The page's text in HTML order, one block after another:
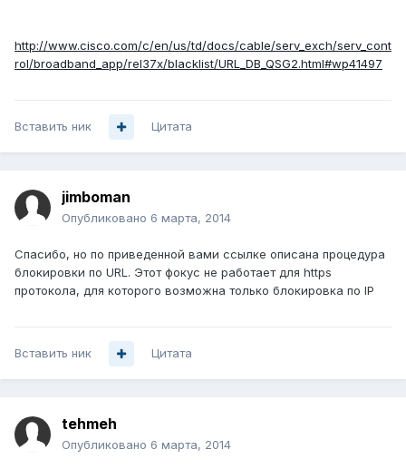
http://www.cisco.com/c/en/us/td/docs/cable/serv_exch/serv_cont
rol/broadband_app/rel37x/blacklist/URL_DB_QSG2.html#wp41497
Вставить ник Цитата
jimboman
Опубликовано 6 марта, 2014
Спасибо, но по приведенной вами ссылке описана процедура
блокировки по URL. Этот фокус не работает для https
протокола, для которого возможна только блокировка по IP
Вставить ник Цитата
tehmeh
Опубликовано 6 марта, 2014